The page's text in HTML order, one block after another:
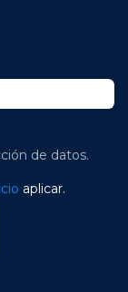
de datos.
aplicar.